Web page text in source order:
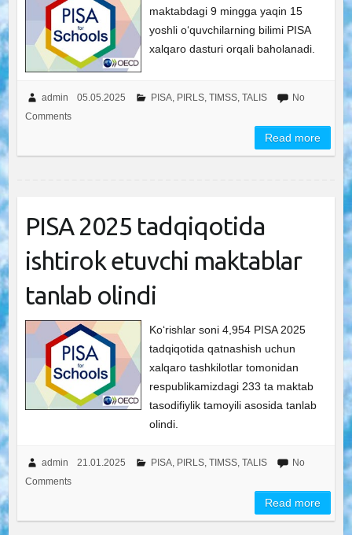
maktabdagi 9 mingga yaqin 15
yoshli oʻquvchilarning bilimi PISA
xalqaro dasturi orqali baholanadi.
admin 05.05.2025 PISA, PIRLS, TIMSS, TALIS
No
Comments
Read more
PISA 2025 tadqiqotida
ishtirok etuvchi maktablar
tanlab olindi
Ko‘rishlar soni 4,954 PISA 2025
tadqiqotida qatnashish uchun
xalqaro tashkilotlar tomonidan
respublikamizdagi 233 ta maktab
tasodifiylik tamoyili asosida tanlab
olindi.
admin 21.01.2025 PISA, PIRLS, TIMSS, TALIS
No
Comments
Read more